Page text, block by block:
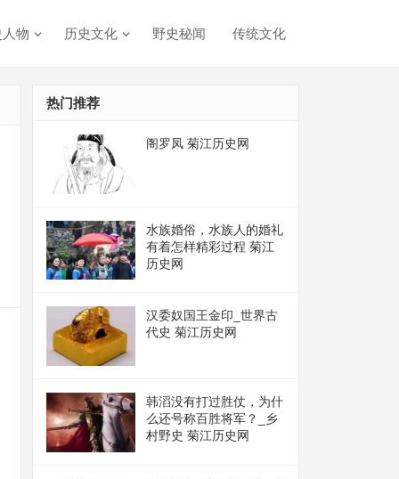
物 历史文化 野史秘闻 传统文化
热门推荐
阁罗凤 菊江历史网
水族婚俗，水族人的婚礼
有着怎样精彩过程 菊江
历史网
汉委奴国王金印_世界古
代史 菊江历史网
韩滔没有打过胜仗，为什
么还号称百胜将军？_乡
村野史 菊江历史网